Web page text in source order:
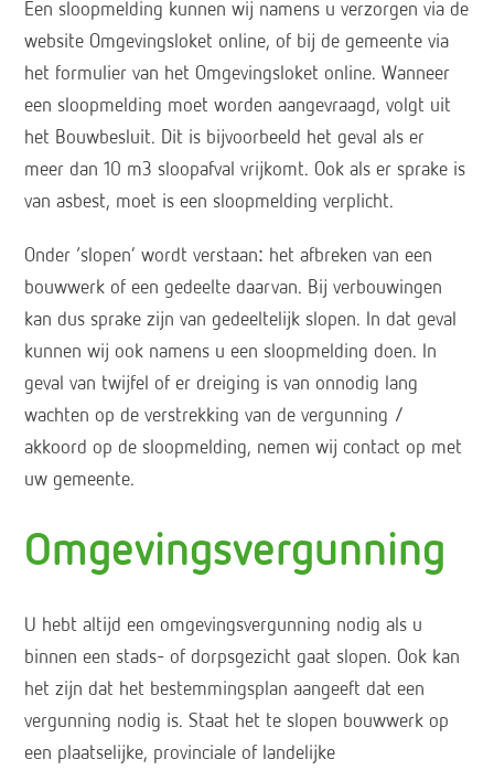
Een sloopmelding kunnen wij namens u verzorgen via de
website Omgevingsloket online, of bij de gemeente via
het formulier van het Omgevingsloket online. Wanneer
een sloopmelding moet worden aangevraagd, volgt uit
het Bouwbesluit. Dit is bijvoorbeeld het geval als er
meer dan 10 m3 sloopafval vrijkomt. Ook als er sprake is
van asbest, moet is een sloopmelding verplicht.
Onder ‘slopen’ wordt verstaan: het afbreken van een
bouwwerk of een gedeelte daarvan. Bij verbouwingen
kan dus sprake zijn van gedeeltelijk slopen. In dat geval
kunnen wij ook namens u een sloopmelding doen. In
geval van twijfel of er dreiging is van onnodig lang
wachten op de verstrekking van de vergunning /
akkoord op de sloopmelding, nemen wij contact op met
uw gemeente.
Omgevingsvergunning
U hebt altijd een omgevingsvergunning nodig als u
binnen een stads- of dorpsgezicht gaat slopen. Ook kan
het zijn dat het bestemmingsplan aangeeft dat een
vergunning nodig is. Staat het te slopen bouwwerk op
een plaatselijke, provinciale of landelijke